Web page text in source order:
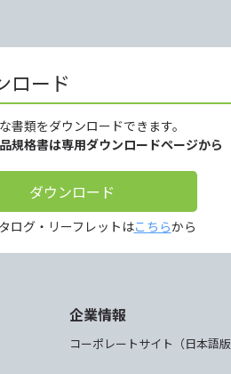
ロード
書類をダウンロードできます。
規格書は専用ダウンロードページから
ダウンロード
ログ・リーフレットはこちらから
企業情報
コーポレートサイト（日本語版